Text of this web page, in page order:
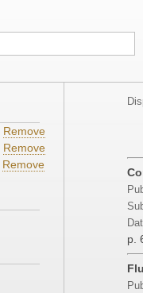
Remove
Remove
Remove
p.